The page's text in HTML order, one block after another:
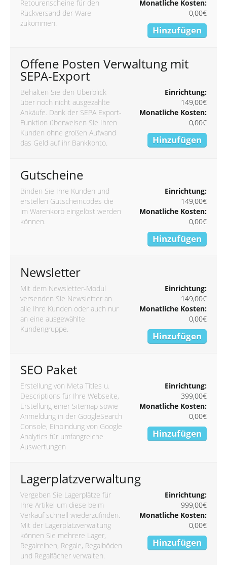
Retourenscheine für den
Rückversand der Ware
zukommen.
Monatliche Kosten:
0,00€
Hinzufügen
Offene Posten Verwaltung mit
SEPA-Export
Behalten Sie den Überblick
über noch nicht ausgezahlte
Ankäufe. Dank der SEPA Export-
Funktion überweisen Sie Ihren
Kunden ohne großen Aufwand
das Geld auf ihr Bankkonto.
Einrichtung:
149,00€
Monatliche Kosten:
0,00€
Hinzufügen
Gutscheine
Binden Sie Ihre Kunden und
erstellen Gutscheincodes die
im Warenkorb eingelöst werden
können.
Einrichtung:
149,00€
Monatliche Kosten:
0,00€
Hinzufügen
Newsletter
Mit dem Newsletter-Modul
versenden Sie Newsletter an
alle Ihre Kunden oder auch nur
an eine ausgewählte
Kundengruppe.
Einrichtung:
149,00€
Monatliche Kosten:
0,00€
Hinzufügen
SEO Paket
Erstellung von Meta Titles u.
Descriptions für Ihre Webseite,
Erstellung einer Sitemap sowie
Anmeldung in der GoogleSearch
Console, Einbindung von Google
Analytics für umfangreiche
Auswertungen
Einrichtung:
399,00€
Monatliche Kosten:
0,00€
Hinzufügen
Lagerplatzverwaltung
Vergeben Sie Lagerplätze für
Ihre Artikel um diese beim
Verkauf schnell wiederzufinden.
Mit der Lagerplatzverwaltung
können Sie mehrere Lager,
Regalreihen, Regale, Regalböden
und Regalfächer verwalten.
Einrichtung:
999,00€
Monatliche Kosten:
0,00€
Hinzufügen